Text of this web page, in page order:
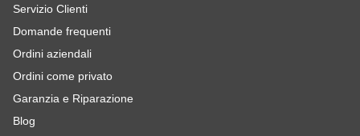
Servizio Clienti
Domande frequenti
Ordini aziendali
Ordini come privato
Garanzia e Riparazione
Blog